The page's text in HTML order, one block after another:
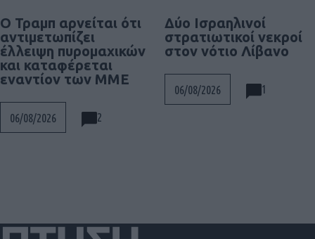
Ο Τραμπ αρνείται ότι
αντιμετωπίζει
έλλειψη πυρομαχικών
και καταφέρεται
εναντίον των ΜΜΕ
06/08/2026 2
Δύο Ισραηλινοί
στρατιωτικοί νεκροί
στον νότιο Λίβανο
06/08/2026 1